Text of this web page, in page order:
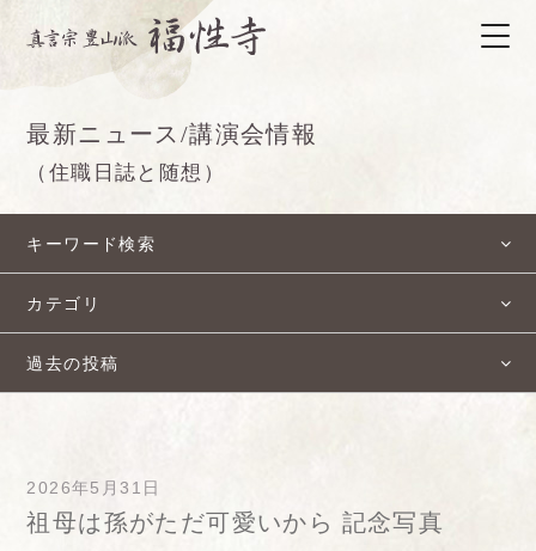
最新ニュース/講演会情報
（住職日誌と随想）
キーワード検索
カテゴリ
過去の投稿
2026年5月31日
祖母は孫がただ可愛いから 記念写真